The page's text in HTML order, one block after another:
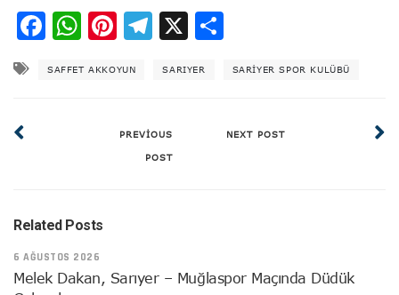
Facebook
WhatsApp
Pinterest
Telegram
X
SAFFET AKKOYUN SARIYER SARIYER SPOR KULÜBÜ
PREVIOUS
POST
NEXT POST
Related Posts
6 AĞUSTOS 2026
Melek Dakan, Sarıyer – Muğlaspor Maçında Düdük